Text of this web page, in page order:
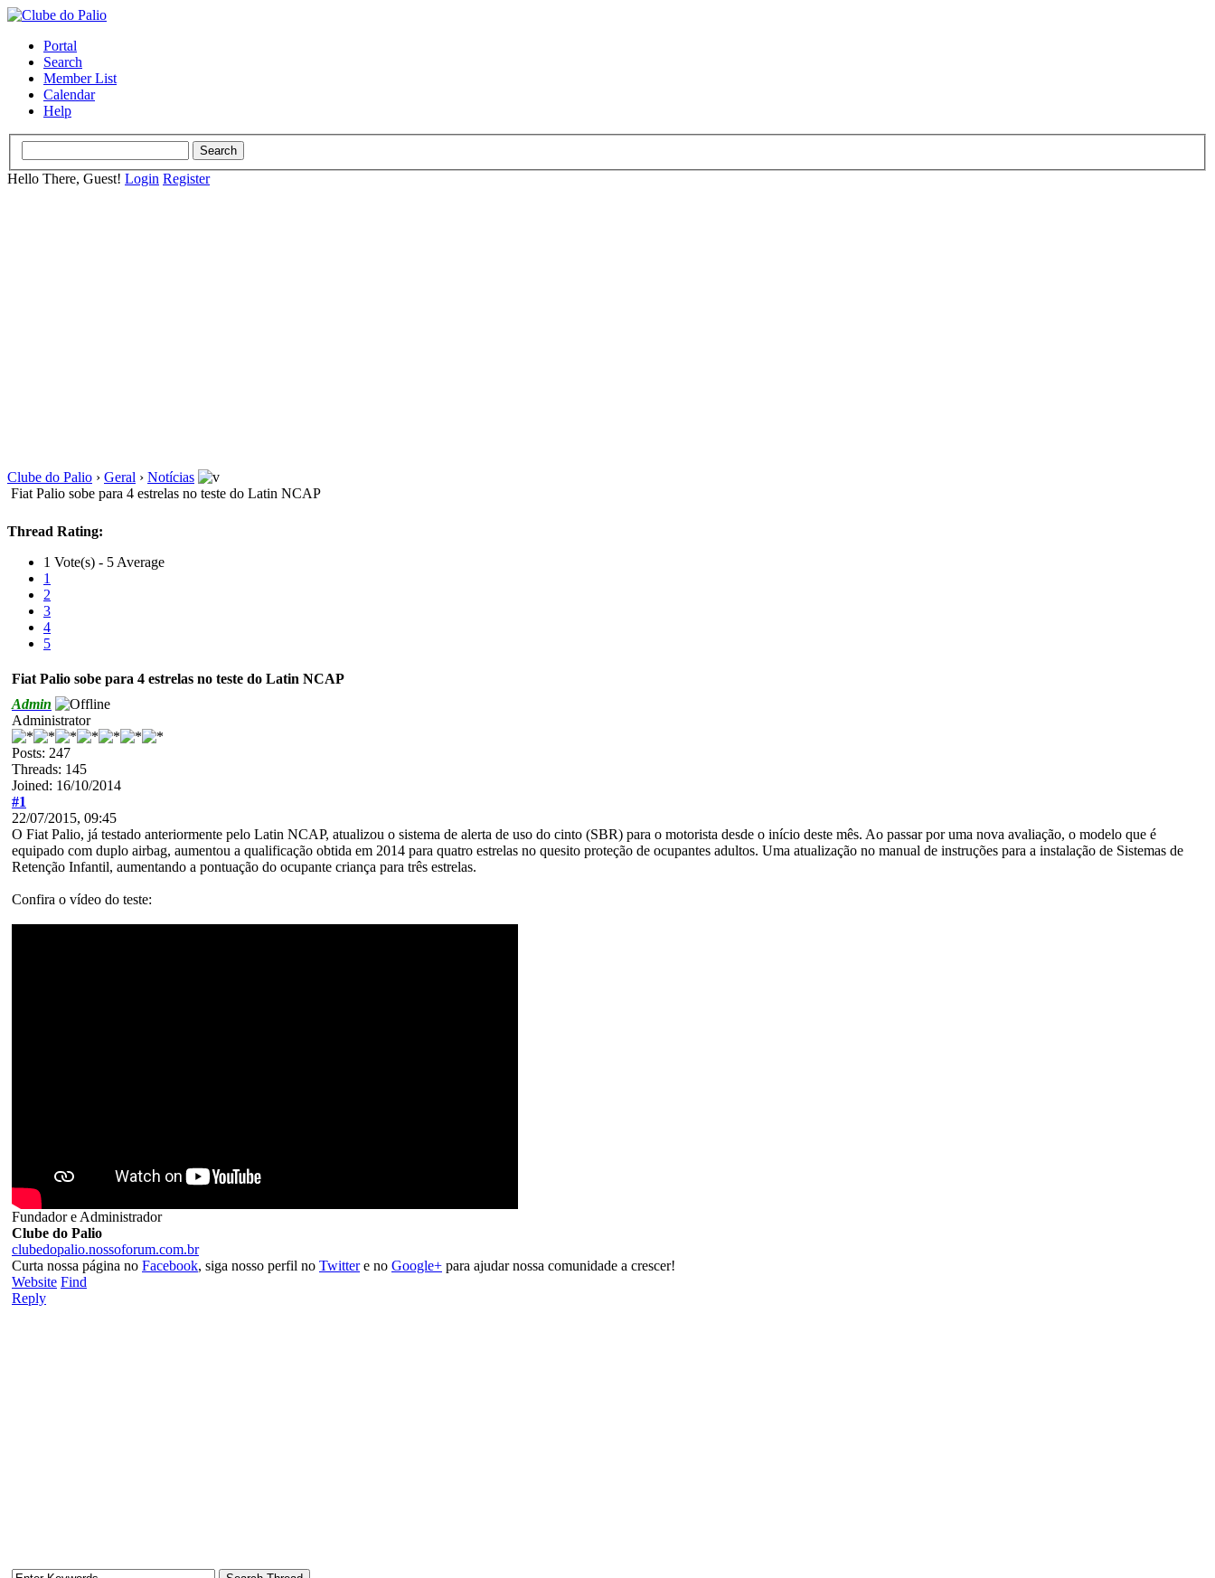
Portal
Search
Member List
Calendar
Help
Hello There, Guest! Login Register
Clube do Palio › Geral › Notícias
Fiat Palio sobe para 4 estrelas no teste do Latin NCAP
Thread Rating:
1 Vote(s) - 5 Average
1
2
3
4
5
Fiat Palio sobe para 4 estrelas no teste do Latin NCAP
Admin
Administrator
Posts: 247
Threads: 145
Joined: 16/10/2014
#1
22/07/2015, 09:45
O Fiat Palio, já testado anteriormente pelo Latin NCAP, atualizou o sistema de alerta de uso do cinto (SBR) para o motorista desde o início deste mês. Ao passar por uma nova avaliação, o modelo que é
equipado com duplo airbag, aumentou a qualificação obtida em 2014 para quatro estrelas no quesito proteção de ocupantes adultos. Uma atualização no manual de instruções para a instalação de Sistemas de
Retenção Infantil, aumentando a pontuação do ocupante criança para três estrelas.
Confira o vídeo do teste:
Fundador e Administrador
Clube do Palio
clubedopalio.nossoforum.com.br
Curta nossa página no Facebook, siga nosso perfil no Twittere no Google+ para ajudar nossa comunidade a crescer!
Website Find
Reply